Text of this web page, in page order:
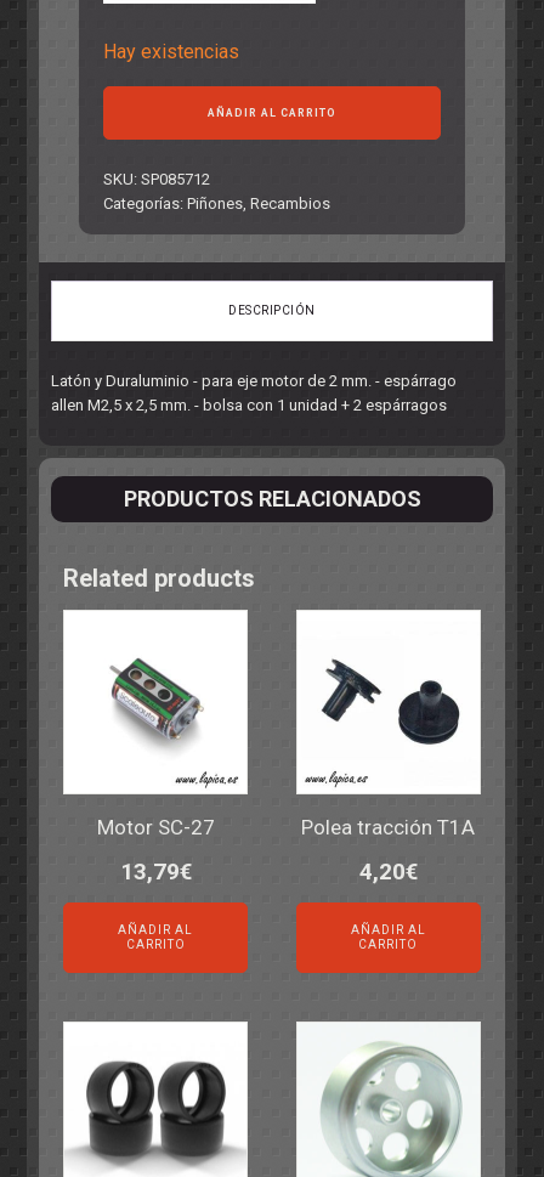
Hay existencias
x
Z12
AÑADIR AL CARRITO
SKU:SP085712
Categorías:Piñones ,Recambios
DESCRIPCIÓN
Latón y Duraluminio - para eje motor de 2 mm. - espárrago
allen M2,5 x 2,5 mm. - bolsa con 1 unidad + 2 espárragos
PRODUCTOS RELACIONADOS
Related products
Motor SC-27
13,79€
AÑADIR AL
CARRITO
Polea tracción T1A
4,20€
AÑADIR AL
CARRITO